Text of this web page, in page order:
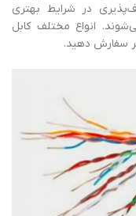
در شرایط بهتری
انواع مختلف کابل
سفارش دهید.